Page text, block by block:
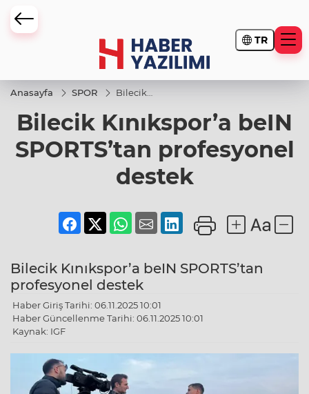
TR
Anasayfa SPOR
Bilecik
beIN
SPORTS’tan
destek
Bilecik Kınıkspor’a beIN
SPORTS’tan profesyonel
destek
Bilecik Kınıkspor’a beIN SPORTS’tan
profesyonel destek
Haber Giriş Tarihi: 06.11.2025 10:01
Haber Güncellenme Tarihi: 06.11.2025 10:01
Kaynak: IGF